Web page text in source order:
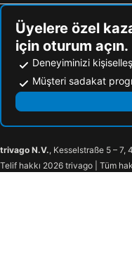
Üyelere özel
için oturum açın.
Deneyiminizi
Müşteri sadakat
trivago N.V., Kesselstraße 5 – 7,
Telif hakkı 2026 trivago | Tüm